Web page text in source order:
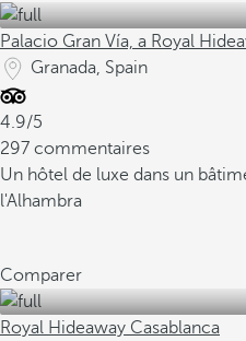
Palacio Gran Vía, a Royal
Granada, Spain
4.9/5
297 commentaires
Un hôtel de luxe dans un
l'Alhambra
Comparer
Royal Hideaway Casablanca